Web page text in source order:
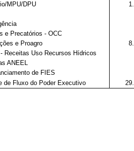
MPU/DPU
e Precatórios - OCC
e Proagro
Receitas Uso Recursos Hídricos
ANEEL
de FIES
de Fluxo do Poder Executivo